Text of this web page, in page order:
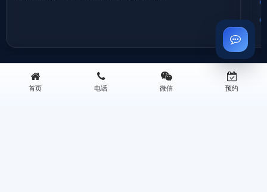
©2026 西安王师傅装修有限公司 版权所有 专注西安旧房翻新
首页 电话 微信 预约